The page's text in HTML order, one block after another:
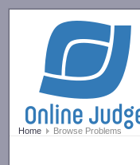
Home Browse Problems